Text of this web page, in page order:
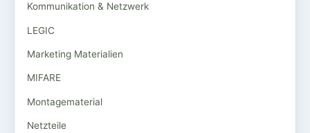
Kommunikation & Netzwerk
LEGIC
Marketing Materialien
MIFARE
Montagematerial
Netzteile